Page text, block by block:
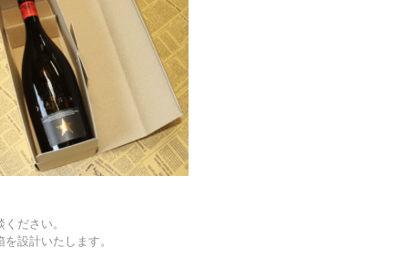
ださい。
設計いたします。